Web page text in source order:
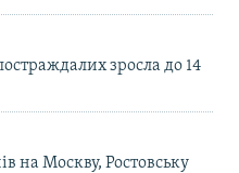
зросла до 14
на Москву, Ростовську